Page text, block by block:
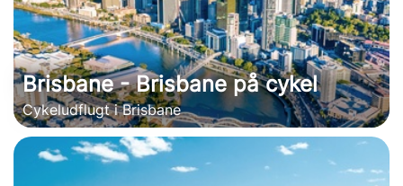
Brisbane - Brisbane på cykel
Cykeludflugt i Brisbane